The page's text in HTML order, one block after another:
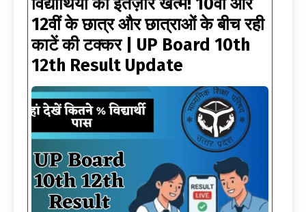
विद्यार्थियों को इंतज़ार खत्म! 10वीं और
12वीं के छात्र और छात्राओं के बीच रही
काटें की टक्कर | UP Board 10th
12th Result Update